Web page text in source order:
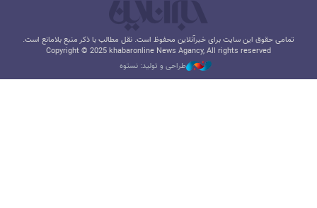
تمامی حقوق این سایت برای خبرآنلاین محفوظ است. نقل مطالب با ذکر منبع بلامانع است.
Copyright © 2025 khabaronline News Agancy, All rights reserved
طراحی و تولید: نستوه